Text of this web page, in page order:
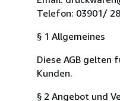
Telefon: 03901/
§ 1 Allgemeines
Diese AGB gelten
Kunden.
§ 2 Angebot und